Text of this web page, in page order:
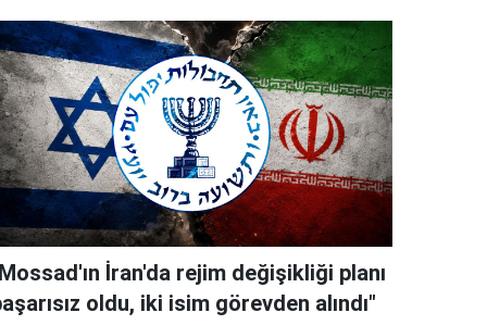
İran'da rejim değişikliği planı
oldu, iki isim görevden alındı"